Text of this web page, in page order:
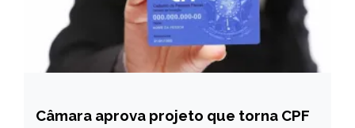
BRASIL
Câmara aprova projeto que torna CPF